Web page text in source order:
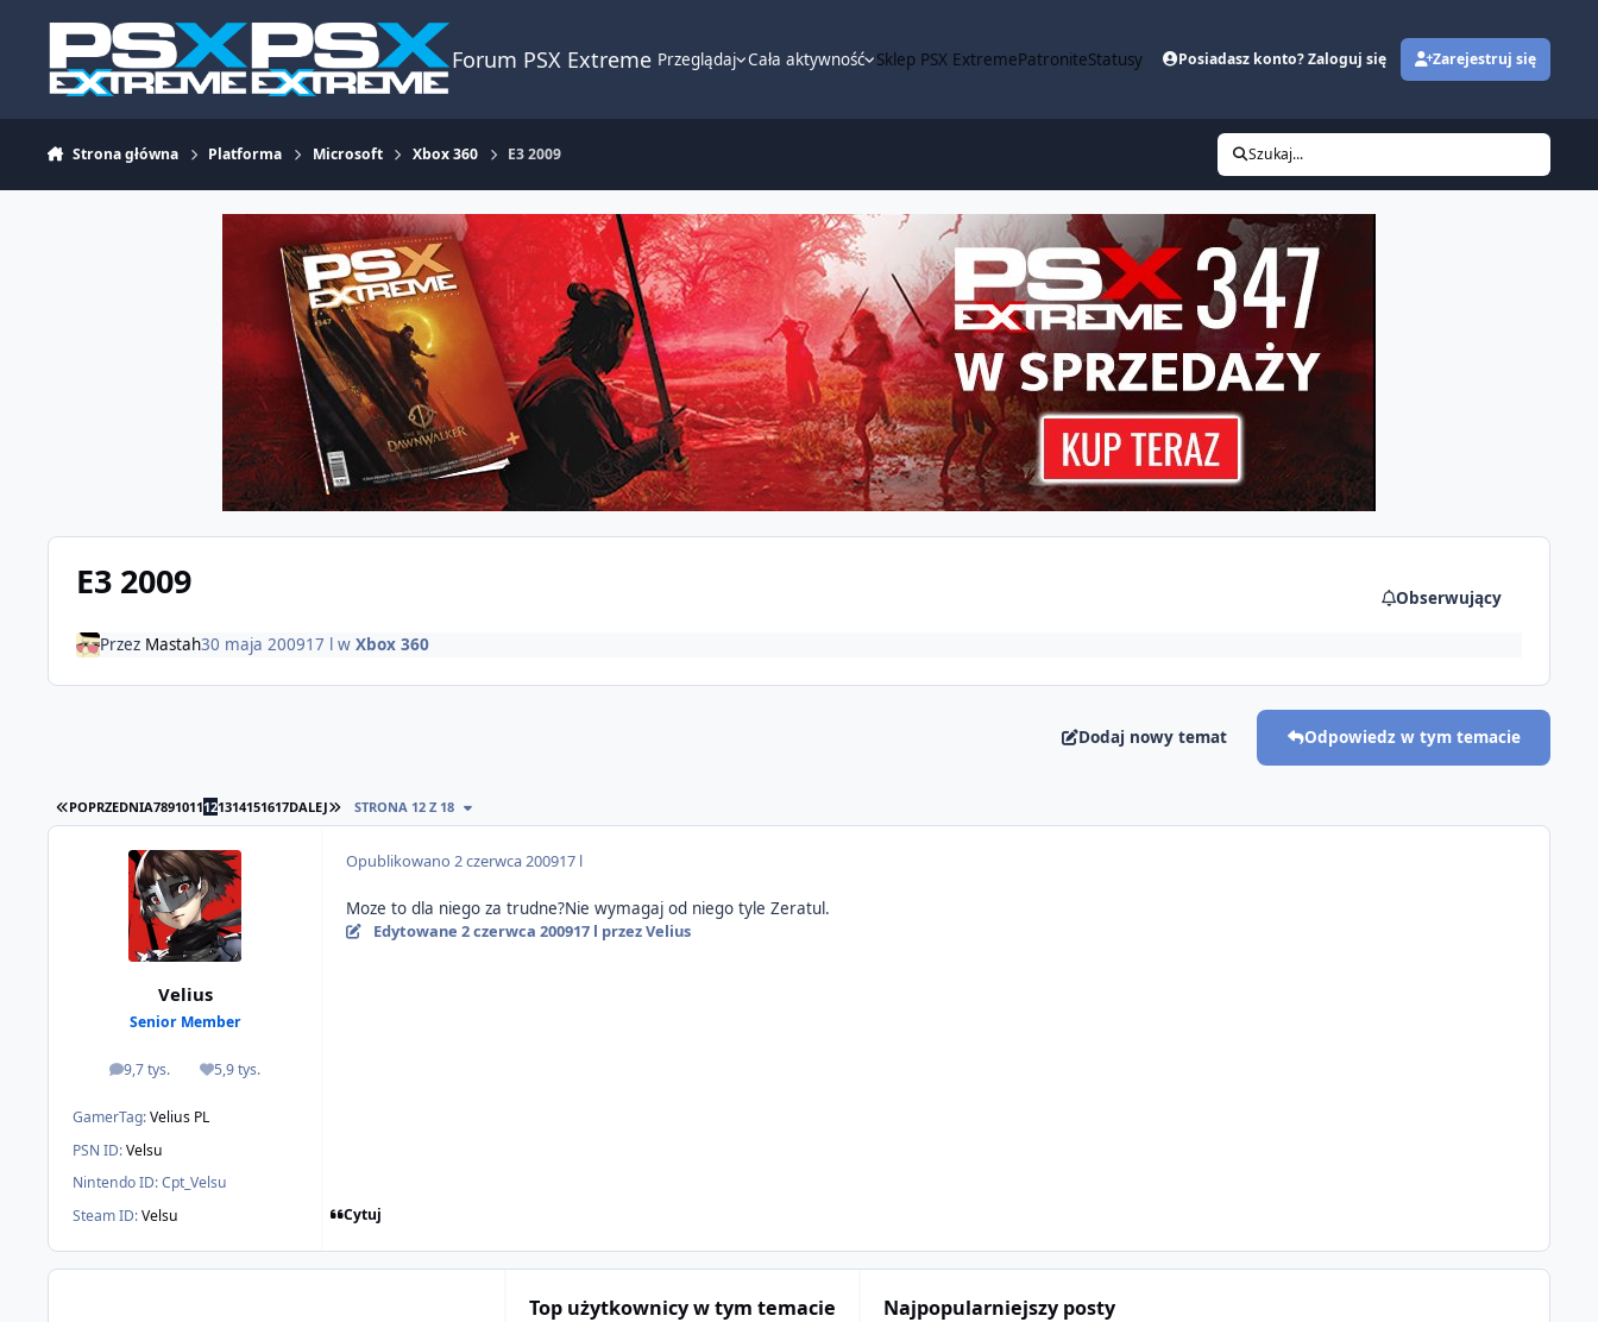
Forum PSX Extreme Przeglądaj Cała aktywność Sklep PSX ExtremePatroniteStatusy Posiadasz konto? Zaloguj się Zarejestruj się
Strona główna Platforma Microsoft Xbox 360 E3 2009 Szukaj...
E3 2009 Obserwujący
Przez Mastah30 maja 200917 lwXbox 360
Dodaj nowy temat Odpowiedz w tym temacie
PIERWSZA STRONA
POPRZEDNIA7891011121314151617DALEJ OSTATNIA STRONA
STRONA 12 Z 18
Velius
Senior Member
9,7 tys.
odpowiedzi5,9 tys.
Reputacja
GamerTag:Velius PL
PSN ID:Velsu
Nintendo ID:Cpt_Velsu
Steam ID:Velsu
Opublikowano2 czerwca 200917 l
Moze to dla niego za trudne?Nie wymagaj od niego tyle Zeratul.
Edytowane 2 czerwca 200917 l przez Velius
Cytuj
Top użytkownicy w tym temacie Najpopularniejszy posty